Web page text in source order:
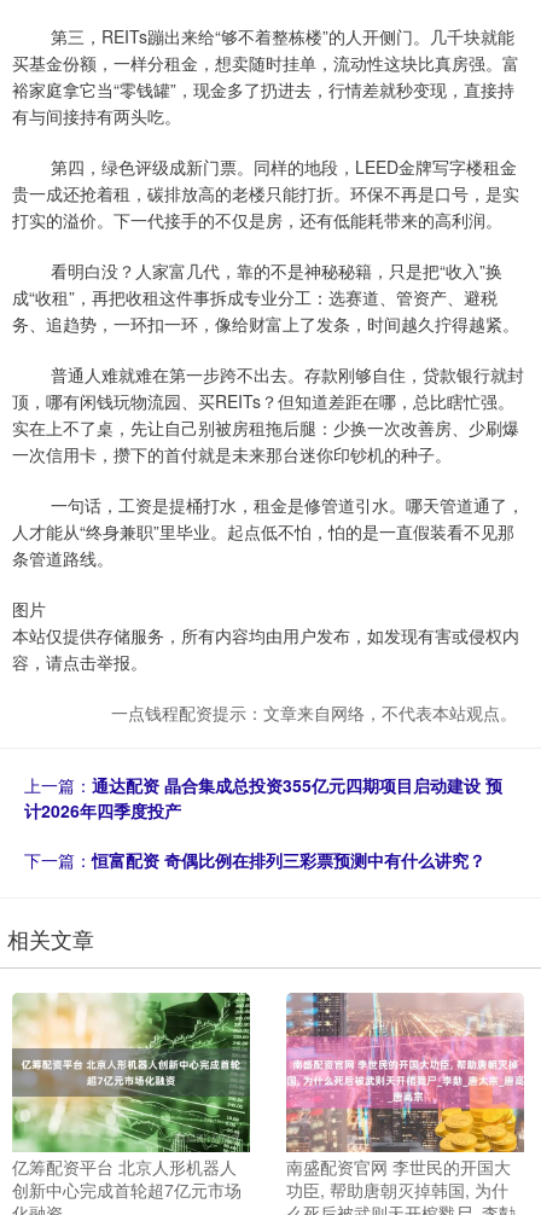
第三，REITs蹦出来给“够不着整栋楼”的人开侧门。几千块就能
买基金份额，一样分租金，想卖随时挂单，流动性这块比真房强。富
裕家庭拿它当“零钱罐”，现金多了扔进去，行情差就秒变现，直接持
有与间接持有两头吃。
第四，绿色评级成新门票。同样的地段，LEED金牌写字楼租金
贵一成还抢着租，碳排放高的老楼只能打折。环保不再是口号，是实
打实的溢价。下一代接手的不仅是房，还有低能耗带来的高利润。
看明白没？人家富几代，靠的不是神秘秘籍，只是把“收入”换
成“收租”，再把收租这件事拆成专业分工：选赛道、管资产、避税
务、追趋势，一环扣一环，像给财富上了发条，时间越久拧得越紧。
普通人难就难在第一步跨不出去。存款刚够自住，贷款银行就封
顶，哪有闲钱玩物流园、买REITs？但知道差距在哪，总比瞎忙强。
实在上不了桌，先让自己别被房租拖后腿：少换一次改善房、少刷爆
一次信用卡，攒下的首付就是未来那台迷你印钞机的种子。
一句话，工资是提桶打水，租金是修管道引水。哪天管道通了，
人才能从“终身兼职”里毕业。起点低不怕，怕的是一直假装看不见那
条管道路线。
图片
本站仅提供存储服务，所有内容均由用户发布，如发现有害或侵权内
容，请点击举报。
一点钱程配资提示：文章来自网络，不代表本站观点。
上一篇： 通达配资 晶合集成总投资355亿元四期项目启动建设 预
计2026年四季度投产
下一篇：恒富配资 奇偶比例在排列三彩票预测中有什么讲究？
相关文章
亿筹配资平台 北京人形机器人
创新中心完成首轮超7亿元市场
南盛配资官网 李世民的开国大
功臣, 帮助唐朝灭掉韩国, 为什